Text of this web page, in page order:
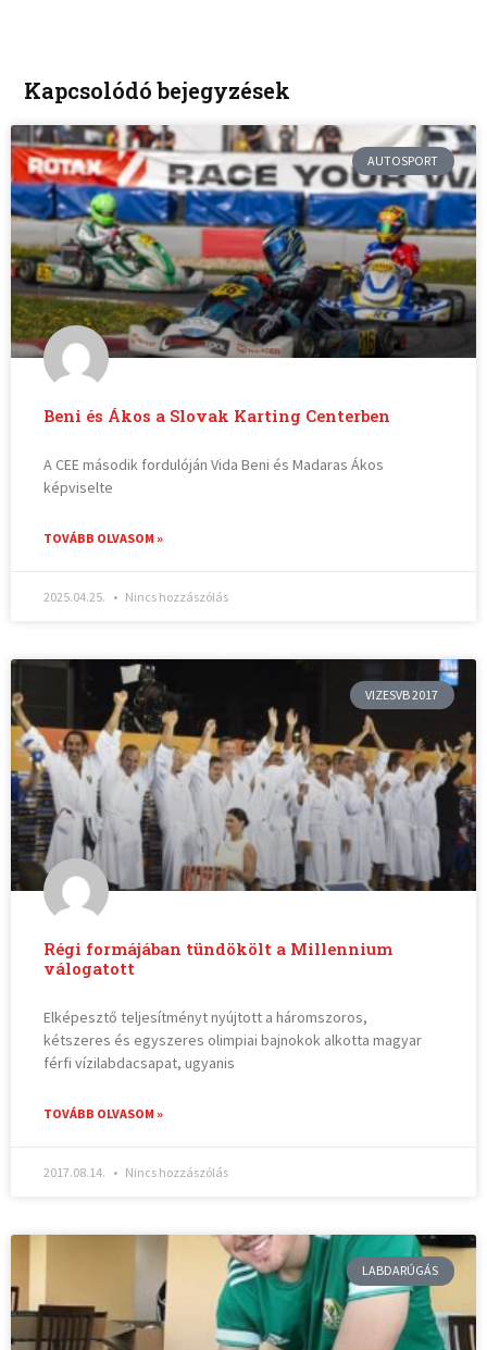
Kapcsolódó bejegyzések
AUTOSPORT
Beni és Ákos a Slovak Karting Centerben
A CEE második fordulóján Vida Beni és Madaras Ákos
képviselte
TOVÁBB OLVASOM »
2025.04.25. Nincs hozzászólás
VIZESVB 2017
Régi formájában tündökölt a Millennium
válogatott
Elképesztő teljesítményt nyújtott a háromszoros,
kétszeres és egyszeres olimpiai bajnokok alkotta magyar
férfi vízilabdacsapat, ugyanis
TOVÁBB OLVASOM »
2017.08.14. Nincs hozzászólás
LABDARÚGÁS